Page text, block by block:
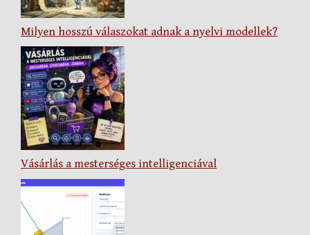
Milyen hosszú válaszokat adnak a nyelvi modellek?
Vásárlás a mesterséges intelligenciával